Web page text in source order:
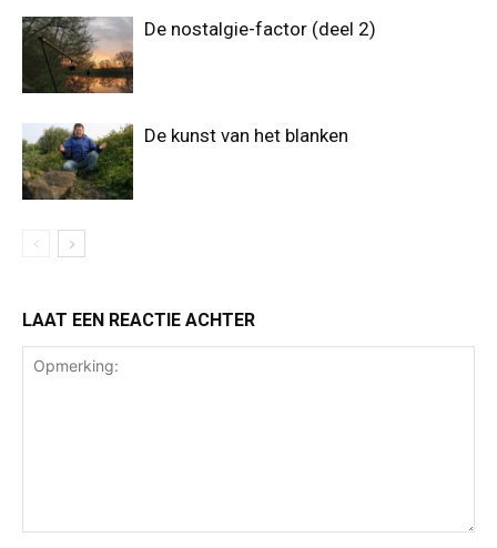
De nostalgie-factor (deel 2)
De kunst van het blanken
LAAT EEN REACTIE ACHTER